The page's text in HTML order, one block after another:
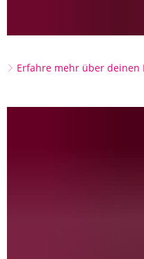
Erfahre mehr über deinen